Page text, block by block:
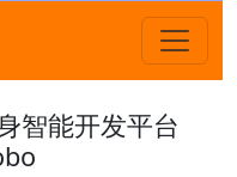
智能开发平台